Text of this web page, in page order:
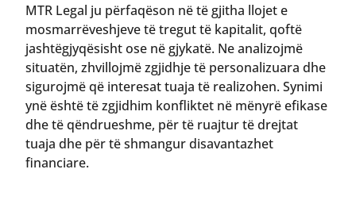
MTR Legal ju përfaqëson në të gjitha llojet e
mosmarrëveshjeve të tregut të kapitalit, qoftë
jashtëgjyqësisht ose në gjykatë. Ne analizojmë
situatën, zhvillojmë zgjidhje të personalizuara dhe
sigurojmë që interesat tuaja të realizohen. Synimi
ynë është të zgjidhim konfliktet në mënyrë efikase
dhe të qëndrueshme, për të ruajtur të drejtat
tuaja dhe për të shmangur disavantazhet
financiare.